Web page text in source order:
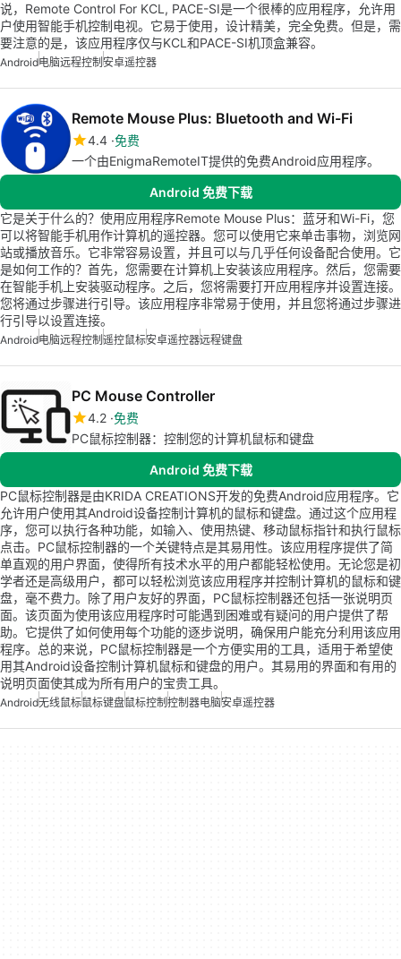
说，Remote Control For KCL, PACE-SI是一个很棒的应用程序，允许用
户使用智能手机控制电视。它易于使用，设计精美，完全免费。但是，需
要注意的是，该应用程序仅与KCL和PACE-SI机顶盒兼容。
Android电脑远程控制 安卓遥控器
Remote Mouse Plus: Bluetooth and Wi-Fi
4.4 免费
一个由EnigmaRemoteIT提供的免费Android应用程序。
Android 免费下载
它是关于什么的？使用应用程序Remote Mouse Plus：蓝牙和Wi-Fi，您
可以将智能手机用作计算机的遥控器。您可以使用它来单击事物，浏览网
站或播放音乐。它非常容易设置，并且可以与几乎任何设备配合使用。它
是如何工作的？首先，您需要在计算机上安装该应用程序。然后，您需要
在智能手机上安装驱动程序。之后，您将需要打开应用程序并设置连接。
您将通过步骤进行引导。该应用程序非常易于使用，并且您将通过步骤进
行引导以设置连接。
Android电脑远程控制 遥控鼠标安卓遥控器远程键盘
PC Mouse Controller
4.2 免费
PC鼠标控制器：控制您的计算机鼠标和键盘
Android 免费下载
PC鼠标控制器是由KRIDA CREATIONS开发的免费Android应用程序。它
允许用户使用其Android设备控制计算机的鼠标和键盘。通过这个应用程
序，您可以执行各种功能，如输入、使用热键、移动鼠标指针和执行鼠标
点击。PC鼠标控制器的一个关键特点是其易用性。该应用程序提供了简
单直观的用户界面，使得所有技术水平的用户都能轻松使用。无论您是初
学者还是高级用户，都可以轻松浏览该应用程序并控制计算机的鼠标和键
盘，毫不费力。除了用户友好的界面，PC鼠标控制器还包括一张说明页
面。该页面为使用该应用程序时可能遇到困难或有疑问的用户提供了帮
助。它提供了如何使用每个功能的逐步说明，确保用户能充分利用该应用
程序。总的来说，PC鼠标控制器是一个方便实用的工具，适用于希望使
用其Android设备控制计算机鼠标和键盘的用户。其易用的界面和有用的
说明页面使其成为所有用户的宝贵工具。
Android无线鼠标鼠标键盘鼠标控制 控制器电脑安卓遥控器